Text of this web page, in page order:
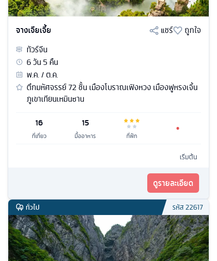
จางเจียเจี้ย แชร์
ถูกใจ
ทัวร์จีน
6วัน5 คืน
พ.ค. / ต.ค.
ตึกมหัศจรรย์ 72 ชั้น เมืองโบราณเฟิงหวง เมืองฟูหรงเจิ้น
ภูเขาเทียนเหมินซาน
16
ที่เที่ยว
15
มื้ออาหาร ที่พัก
เริ่มต้น
ดูรายละเอียด
ทั่วไป รหัส22617